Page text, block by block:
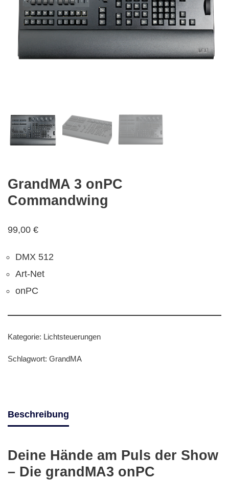
GrandMA 3 onPC
Commandwing
99,00 €
DMX 512
Art-Net
onPC
Kategorie: Lichtsteuerungen
Schlagwort: GrandMA
Beschreibung
Deine Hände am Puls der Show
– Die grandMA3 onPC